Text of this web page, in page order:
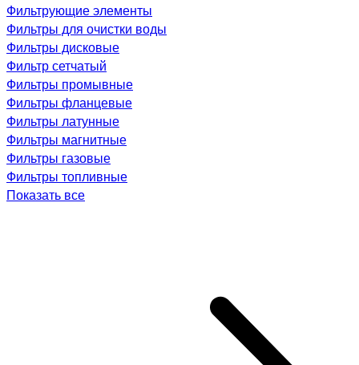
Фильтрующие элементы
Фильтры для очистки воды
Фильтры дисковые
Фильтр сетчатый
Фильтры промывные
Фильтры фланцевые
Фильтры латунные
Фильтры магнитные
Фильтры газовые
Фильтры топливные
Показать все